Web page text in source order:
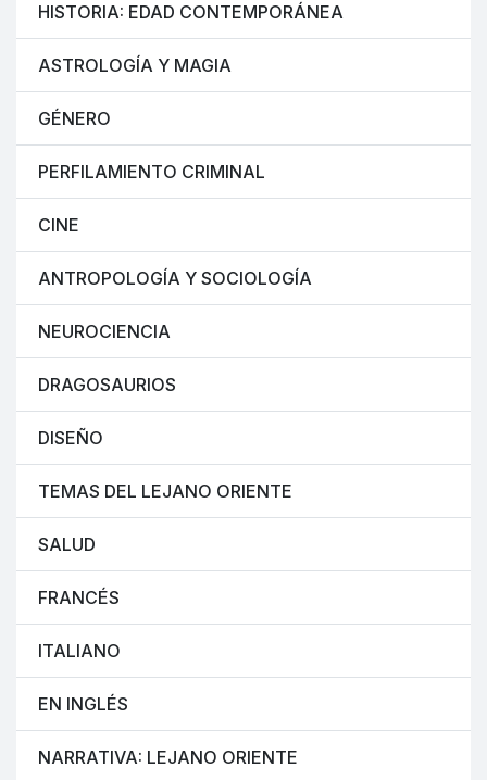
HISTORIA: EDAD CONTEMPORÁNEA
ASTROLOGÍA Y MAGIA
GÉNERO
PERFILAMIENTO CRIMINAL
CINE
ANTROPOLOGÍA Y SOCIOLOGÍA
NEUROCIENCIA
DRAGOSAURIOS
DISEÑO
TEMAS DEL LEJANO ORIENTE
SALUD
FRANCÉS
ITALIANO
EN INGLÉS
NARRATIVA: LEJANO ORIENTE